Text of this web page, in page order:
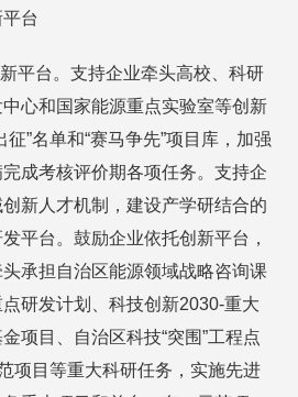
台
平台。支持企业牵头高校、科研
心和国家能源重点实验室等创新
”名单和“赛马争先”项目库，加强
成考核评价期各项任务。支持企
新人才机制，建设产学研结合的
平台。鼓励企业依托创新平台，
承担自治区能源领域战略咨询课
研发计划、科技创新2030-重大
项目、自治区科技“突围”工程点
项目等重大科研任务，实施先进